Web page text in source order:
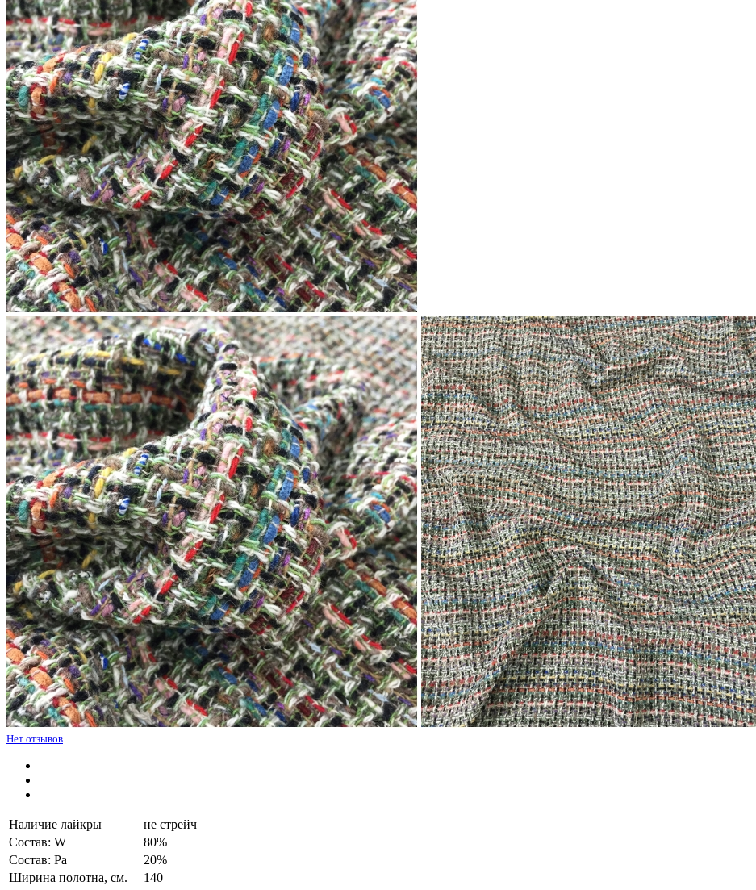
Нет отзывов
Наличие лайкры
не стрейч
Состав: W
80%
Состав: Pa
20%
Ширина полотна, см.
140